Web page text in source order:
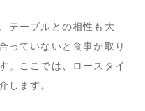
テーブルとの相性も大
っていないと食事が取り
。ここでは、ロースタイ
します。